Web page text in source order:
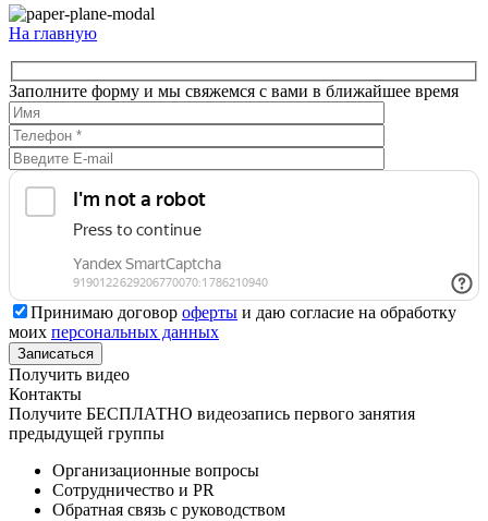
На главную
Заполните форму и мы свяжемся с вами в ближайшее время
Принимаю договор оферты и даю согласие на обработку
моих персональных данных
Получить видео
Контакты
Получите БЕСПЛАТНО видеозапись первого занятия
предыдущей группы
Организационные вопросы
Сотрудничество и PR
Обратная связь с руководством